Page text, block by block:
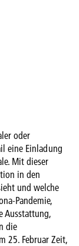
oder
eine Einladung
Mit dieser
in den
und welche
Pandemie,
Ausstattung,
die
25. Februar Zeit,